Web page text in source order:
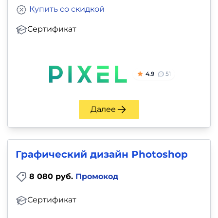
Сертификат
Купить со скидкой
4.9 51
Далее
Графический дизайн Photoshop
8 080 руб. Промокод
Сертификат